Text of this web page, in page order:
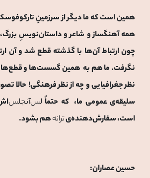
همین است که ما دیگر از سرزمینِ
همه آهنگساز و شاعر و داستان‌نویسِ
چون ارتباط آن‌ها با گذشته قطع شد و آن
نگرفت. ما هم به همین گسست‌ها و قطع‌ها
نظر جغرافیایی و چه از نظر فرهنگی! حالا
سلیقه‌ی عمومی ما، که حتماً لس‌آنجلس‌
است، سفارش‌دهنده‌یترانههم بشود.
حسین عصاران: